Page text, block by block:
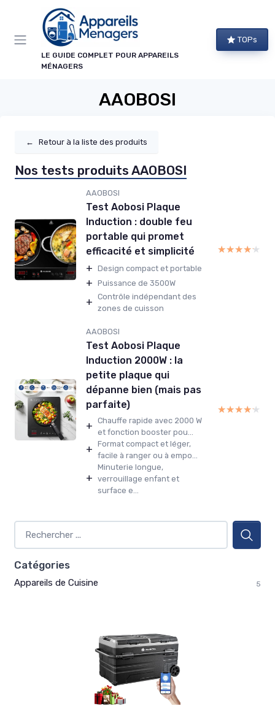
LE GUIDE COMPLET POUR APPAREILS
MÉNAGERS
TOPs
AAOBOSI
← Retour à la liste des produits
Nos tests produits AAOBOSI
AAOBOSI
Test Aobosi Plaque
Induction : double feu
portable qui promet
efficacité et simplicité
+ Design compact et portable
+ Puissance de 3500W
+ Contrôle indépendant des
zones de cuisson
★★★★★
★★★★★
AAOBOSI
Test Aobosi Plaque
Induction 2000W : la
petite plaque qui
dépanne bien (mais pas
parfaite)
+ Chauffe rapide avec 2000 W
et fonction booster pou...
+ Format compact et léger,
facile à ranger ou à empo...
+
Minuterie longue,
verrouillage enfant et
surface e...
★★★★★
★★★★★
Catégories
Appareils de Cuisine 5
Panneau de gestion des cookies